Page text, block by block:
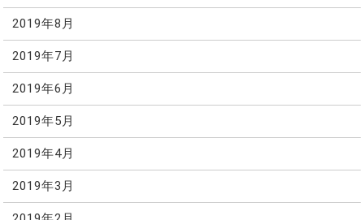
2019年8月
2019年7月
2019年6月
2019年5月
2019年4月
2019年3月